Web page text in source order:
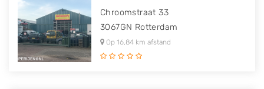
Chroomstraat 33
3067GN Rotterdam
Op 16,84 km afstand